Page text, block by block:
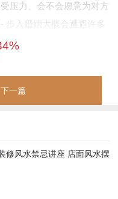
压力、会不会愿意为对方
步入婚姻大概会遭遇许多
分考虑自己行不行准备充
！
吉日一览表
下一篇